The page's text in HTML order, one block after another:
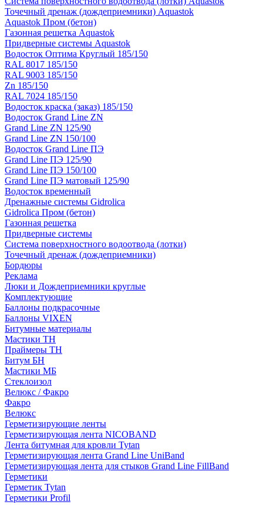
Точечный дренаж (дождеприемники) Aquastok
Aquastok Пром (бетон)
Газонная решетка Aquastok
Придверные системы Aquastok
Водосток Оптима Круглый 185/150
RAL 8017 185/150
RAL 9003 185/150
Zn 185/150
RAL 7024 185/150
Водосток краска (заказ) 185/150
Водосток Grand Line ZN
Grand Line ZN 125/90
Grand Line ZN 150/100
Водосток Grand Line ПЭ
Grand Line ПЭ 125/90
Grand Line ПЭ 150/100
Grand Line ПЭ матовый 125/90
Водосток временный
Дренажные системы Gidrolica
Gidrolica Пром (бетон)
Газонная решетка
Придверные системы
Система поверхностного водоотвода (лотки)
Точечный дренаж (дождеприемники)
Бордюры
Рекламa
Люки и Дождеприемники круглые
Комплектующие
Баллоны подкрасочные
Баллоны VIXEN
Битумные материалы
Мастики ТН
Праймеры ТН
Битум БН
Мастики МБ
Стеклоизол
Велюкс / Факро
Факро
Велюкс
Герметизирующие ленты
Герметизирующая лента NICOBAND
Лента битумная для кровли Tytan
Герметизирующая лента Grand Line UniBand
Герметизирующая лента для стыков Grand Line FillBand
Герметики
Герметик Tytan
Герметики Profil